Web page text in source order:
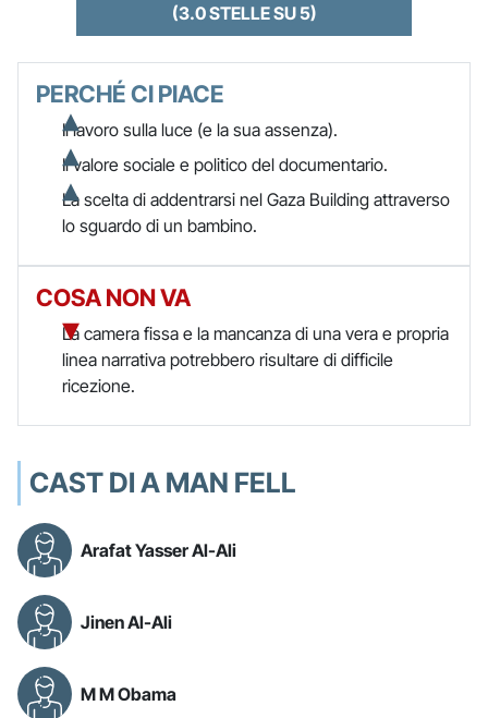
(3.0 STELLE SU 5)
PERCHÉ CI PIACE
Il lavoro sulla luce (e la sua assenza).
Il valore sociale e politico del documentario.
La scelta di addentrarsi nel Gaza Building attraverso
lo sguardo di un bambino.
COSA NON VA
La camera fissa e la mancanza di una vera e propria
linea narrativa potrebbero risultare di difficile
ricezione.
CAST DI A MAN FELL
Arafat Yasser Al-Ali
Jinen Al-Ali
M M Obama